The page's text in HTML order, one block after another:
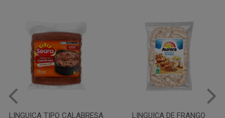
LINGUIÇA DE FRANGO QUEIJO MUSSARELA